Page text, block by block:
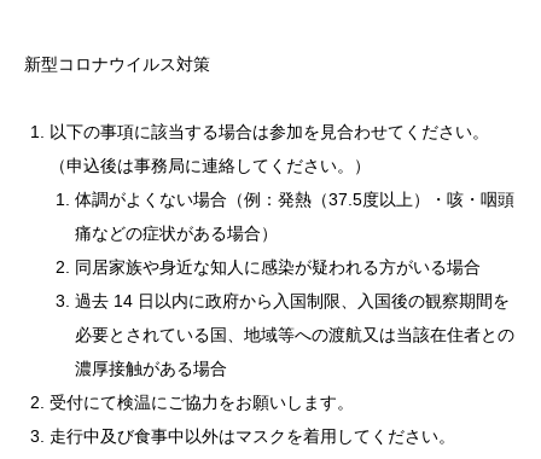
新型コロナウイルス対策
以下の事項に該当する場合は参加を見合わせてください。
（申込後は事務局に連絡してください。）
体調がよくない場合（例：発熱（37.5度以上）・咳・咽頭
痛などの症状がある場合）
同居家族や身近な知人に感染が疑われる方がいる場合
過去 14 日以内に政府から入国制限、入国後の観察期間を
必要とされている国、地域等への渡航又は当該在住者との
濃厚接触がある場合
受付にて検温にご協力をお願いします。
走行中及び食事中以外はマスクを着用してください。